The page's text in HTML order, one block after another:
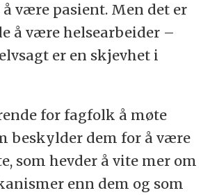
være pasient. Men det er
å være helsearbeider –
er en skjevhet i
for fagfolk å møte
beskylder dem for å være
som hevder å vite mer om
enn dem og som